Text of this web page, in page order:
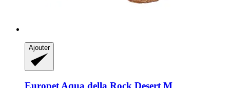
Ajouter
EuropetAqua della Rock Desert M